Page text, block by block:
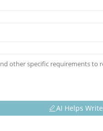
AI Helps Write